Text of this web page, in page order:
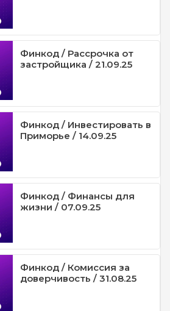
Финкод / Рассрочка от
застройщика / 21.09.25
Финкод / Инвестировать в
Приморье / 14.09.25
Финкод / Финансы для
жизни / 07.09.25
Финкод / Комиссия за
доверчивость / 31.08.25